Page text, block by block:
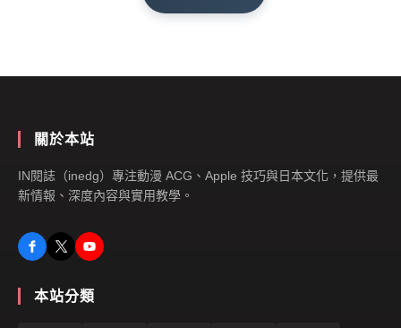
關於本站
IN閱誌（inedg）專注動漫 ACG、Apple 技巧與日本文化，提供最
新情報、深度內容與實用教學。
本站分類